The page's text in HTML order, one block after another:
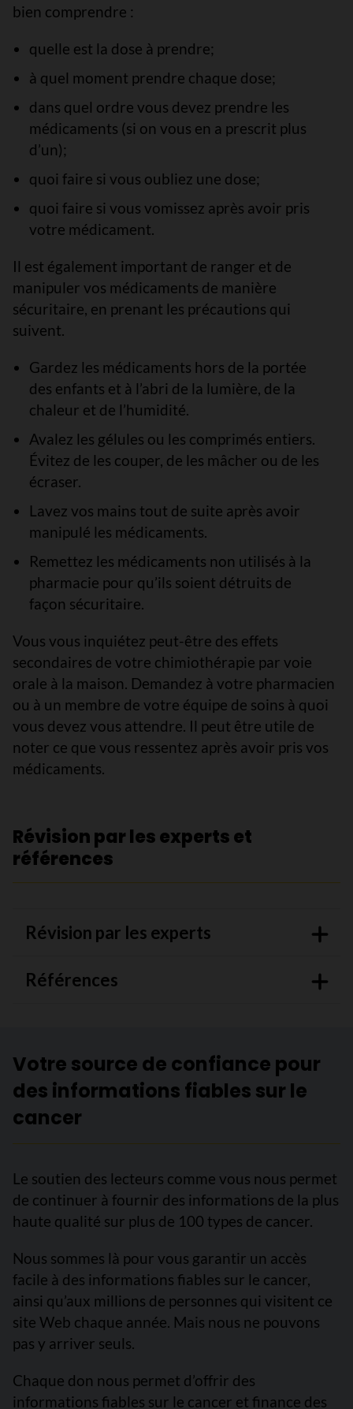
bien comprendre :
quelle est la dose à prendre;
à quel moment prendre chaque dose;
dans quel ordre vous devez prendre les
médicaments (si on vous en a prescrit plus
d’un);
quoi faire si vous oubliez une dose;
quoi faire si vous vomissez après avoir pris
votre médicament.
Il est également important de ranger et de
manipuler vos médicaments de manière
sécuritaire, en prenant les précautions qui
suivent.
Gardez les médicaments hors de la portée
des enfants et à l’abri de la lumière, de la
chaleur et de l’humidité.
Avalez les gélules ou les comprimés entiers.
Évitez de les couper, de les mâcher ou de les
écraser.
Lavez vos mains tout de suite après avoir
manipulé les médicaments.
Remettez les médicaments non utilisés à la
pharmacie pour qu’ils soient détruits de
façon sécuritaire.
Vous vous inquiétez peut-être des effets
secondaires de votre chimiothérapie par voie
orale à la maison. Demandez à votre pharmacien
ou à un membre de votre équipe de soins à quoi
vous devez vous attendre. Il peut être utile de
noter ce que vous ressentez après avoir pris vos
médicaments.
Révision par les experts et
références
Révision par les experts
Références
Votre source de confiance pour
des informations fiables sur le
cancer
Le soutien des lecteurs comme vous nous permet
de continuer à fournir des informations de la plus
haute qualité sur plus de 100 types de cancer.
Nous sommes là pour vous garantir un accès
facile à des informations fiables sur le cancer,
ainsi qu’aux millions de personnes qui visitent ce
site Web chaque année. Mais nous ne pouvons
pas y arriver seuls.
Chaque don nous permet d’offrir des
informations fiables sur le cancer et finance des